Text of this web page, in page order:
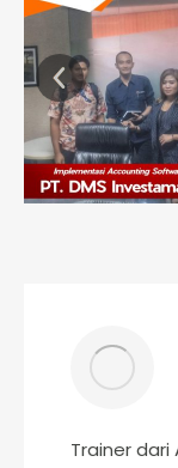
Trainer